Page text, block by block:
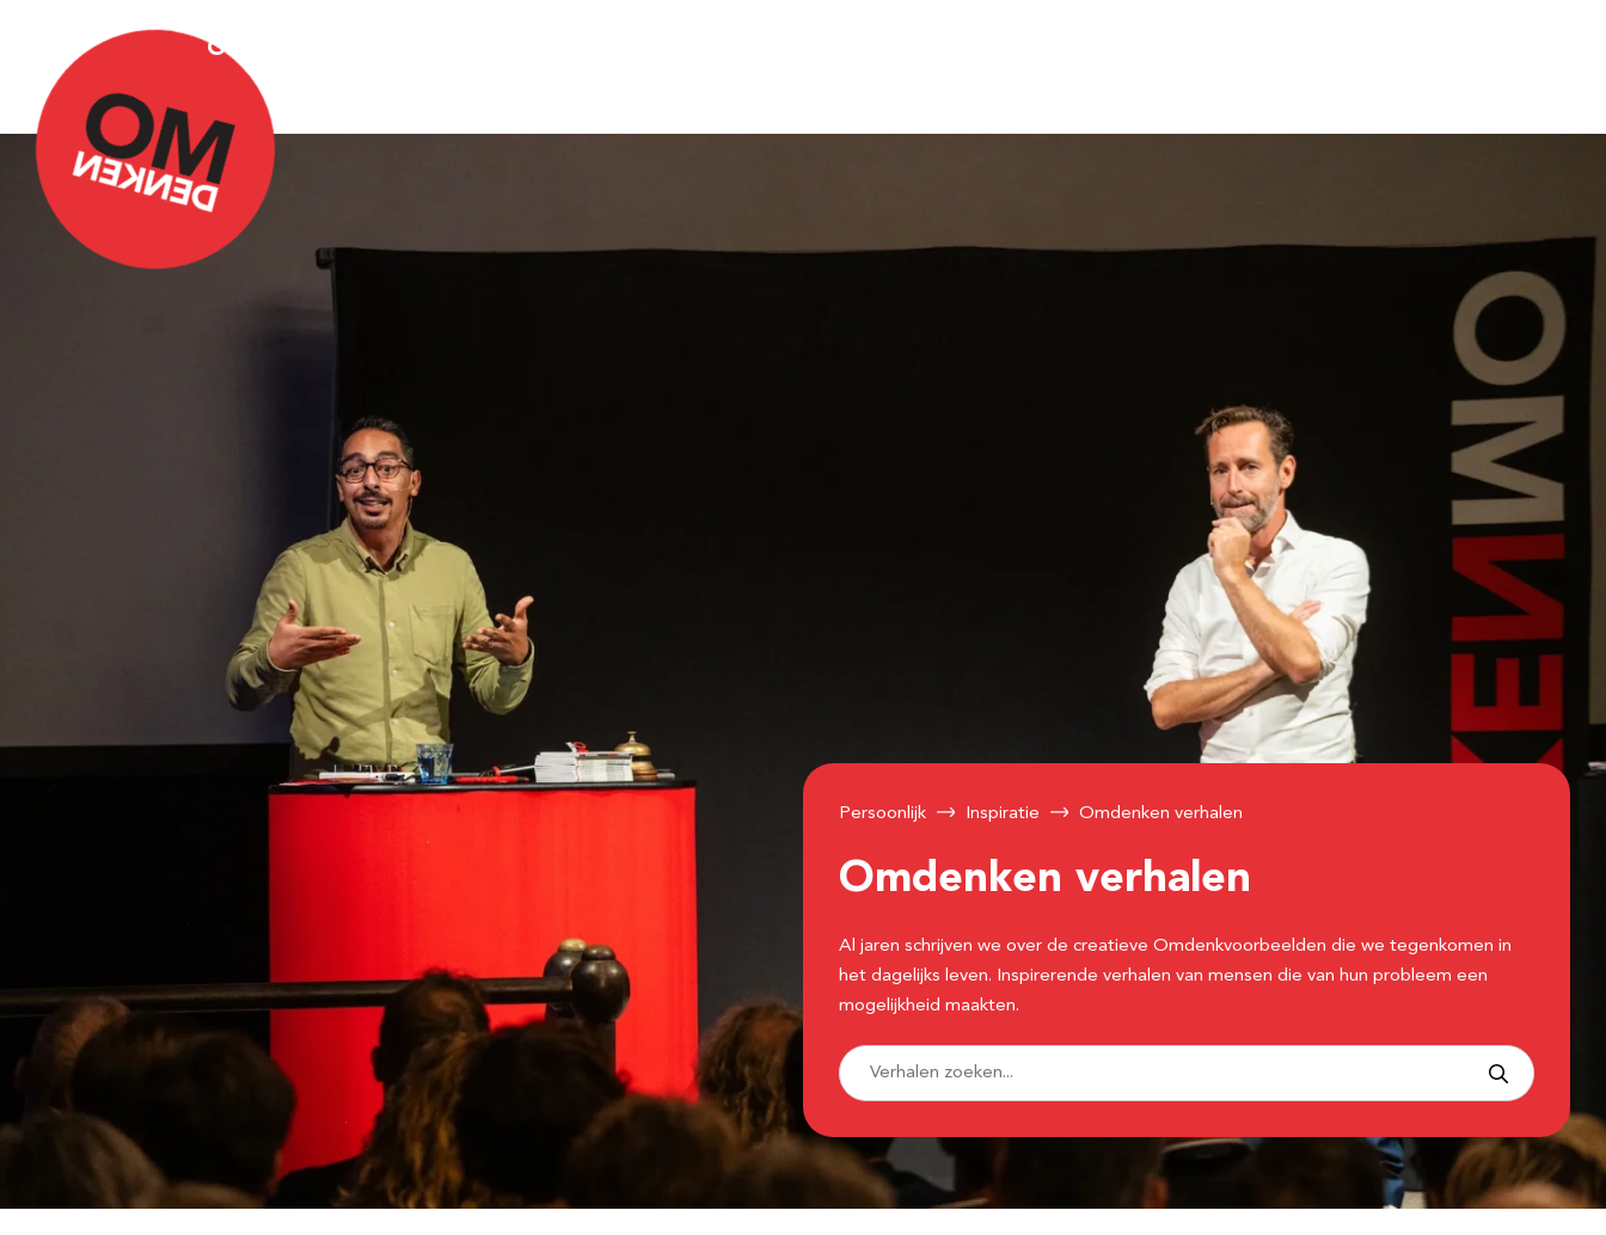
Over Omdenken
Persoonlijk Inspiratie Omdenken verhalen
Omdenken verhalen
Al jaren schrijven we over de creatieve Omdenkvoorbeelden die we tegenkomen in
het dagelijks leven. Inspirerende verhalen van mensen die van hun probleem een
mogelijkheid maakten.